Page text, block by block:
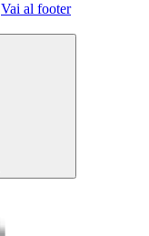
Vai al footer